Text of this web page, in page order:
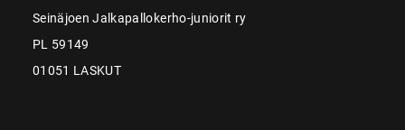
Seinäjoen Jalkapallokerho-juniorit ry
PL 59149
01051 LASKUT